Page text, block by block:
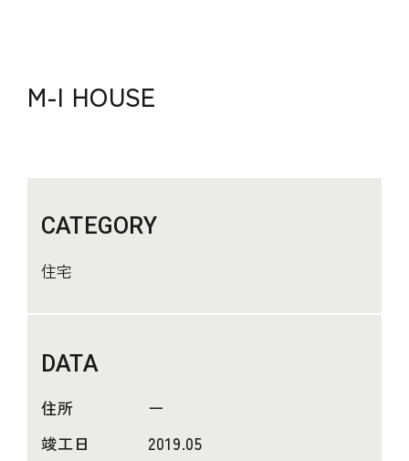
M-I HOUSE
CATEGORY
住宅
DATA
住所
ー
竣工日
2019.05